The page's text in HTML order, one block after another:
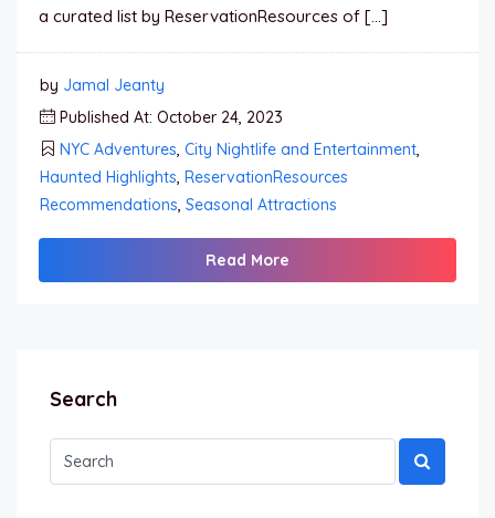
a curated list by ReservationResources of […]
by Jamal Jeanty
Published At: October 24, 2023
NYC Adventures, City Nightlife and Entertainment,
Haunted Highlights, ReservationResources
Recommendations, Seasonal Attractions
Read More
Search